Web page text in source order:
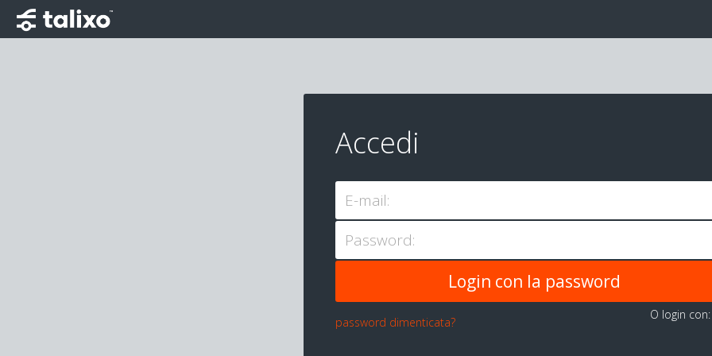
Accedi
E-mail:
Password:
password dimenticata?
O login con: